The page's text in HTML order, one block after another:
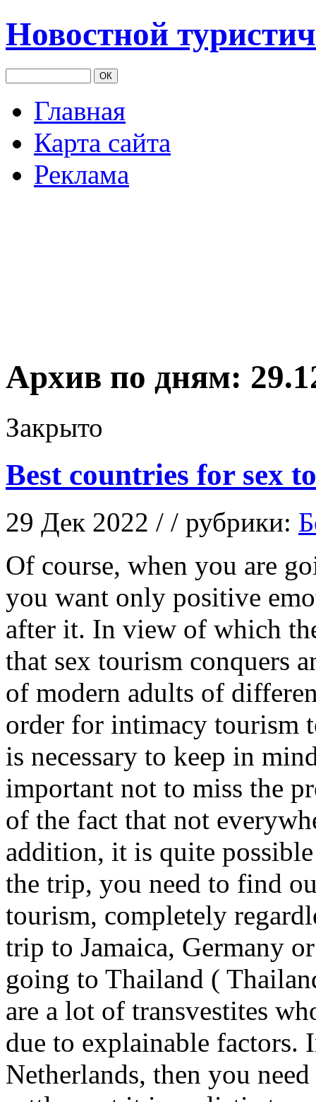
Новостной
Главная
Карта сайта
Реклама
Архив по дням:
Закрыто
Best countries for sex
29 Дек 2022 / / рубрики:
Of course, when you are
you want only positive
after it. In view of which
that sex tourism conquers
of modern adults of
order for intimacy tourism
is necessary to keep in
important not to miss the
of the fact that not
addition, it is quite
the trip, you need to find
tourism, completely
trip to Jamaica, Germany
going to Thailand (
are a lot of transvestites
due to explainable factors.
Netherlands, then you